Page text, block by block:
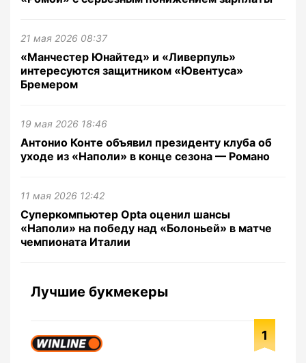
21 мая 2026 08:37
«Манчестер Юнайтед» и «Ливерпуль»
интересуются защитником «Ювентуса»
Бремером
19 мая 2026 18:46
Антонио Конте объявил президенту клуба об
уходе из «Наполи» в конце сезона — Романо
11 мая 2026 12:42
Суперкомпьютер Opta оценил шансы
«Наполи» на победу над «Болоньей» в матче
чемпионата Италии
Лучшие букмекеры
1